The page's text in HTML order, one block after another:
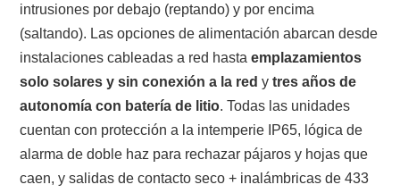
intrusiones por debajo (reptando) y por encima
(saltando). Las opciones de alimentación abarcan desde
instalaciones cableadas a red hasta emplazamientos
solo solares y sin conexión a la red y tres años de
autonomía con batería de litio. Todas las unidades
cuentan con protección a la intemperie IP65, lógica de
alarma de doble haz para rechazar pájaros y hojas que
caen, y salidas de contacto seco + inalámbricas de 433